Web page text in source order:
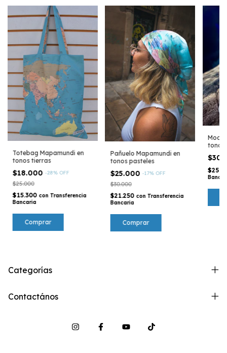
Totebag Mapamundi en
tonos tierras
$18.000 -28% OFF
$25.000
$15.300 con Transferencia
Bancaria
Pañuelo Mapamundi en
tonos pasteles
$25.000 -17% OFF
$30.000
$21.250 con Transferencia
Bancaria
tonos
Categorías
Contactános